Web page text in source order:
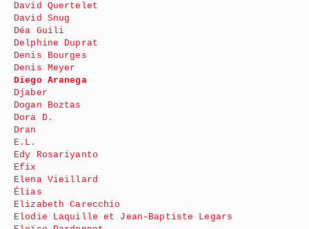
David Quertelet
David Snug
Déa Guili
Delphine Duprat
Denis Bourges
Denis Meyer
Diego Aranega
Djaber
Dogan Boztas
Dora D.
Dran
E.L.
Edy Rosariyanto
Efix
Elena Vieillard
Élias
Elizabeth Carecchio
Elodie Laquille et Jean-Baptiste Legars